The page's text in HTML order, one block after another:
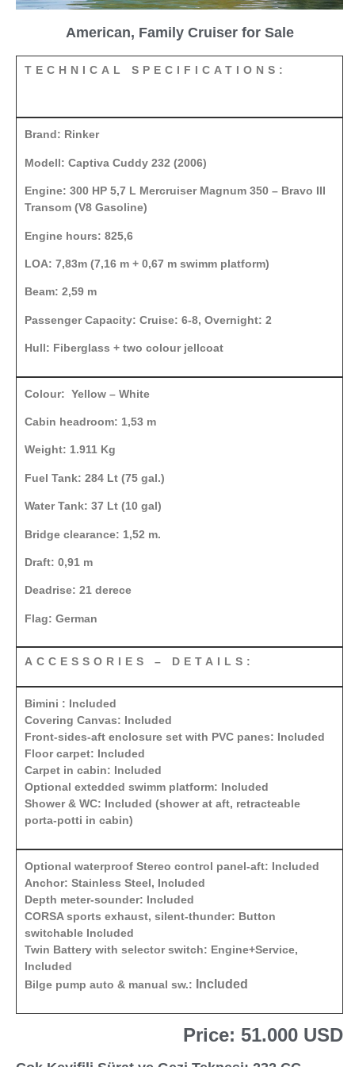
American, Family Cruiser for Sale
TECHNICAL SPECIFICATIONS:
Brand: Rinker
Modell: Captiva Cuddy 232 (2006)
Engine: 300 HP 5,7 L Mercruiser Magnum 350 – Bravo III
Transom (V8 Gasoline)
Engine hours: 825,6
LOA: 7,83m (7,16 m + 0,67 m swimm platform)
Beam: 2,59 m
Passenger Capacity: Cruise: 6-8, Overnight: 2
Hull: Fiberglass + two colour jellcoat
Colour: Yellow – White
Cabin headroom: 1,53 m
Weight: 1.911 Kg
Fuel Tank: 284 Lt (75 gal.)
Water Tank: 37 Lt (10 gal)
Bridge clearance: 1,52 m.
Draft: 0,91 m
Deadrise: 21 derece
Flag: German
ACCESSORIES – DETAILS:
Bimini : Included
Covering Canvas: Included
Front-sides-aft enclosure set with PVC panes: Included
Floor carpet: Included
Carpet in cabin: Included
Optional extedded swimm platform: Included
Shower & WC: Included (shower at aft, retracteable
porta-potti in cabin)
Optional waterproof Stereo control panel-aft: Included
Anchor: Stainless Steel, Included
Depth meter-sounder: Included
CORSA sports exhaust, silent-thunder: Button
switchable Included
Twin Battery with selector switch: Engine+Service,
Included
Bilge pump auto & manual sw.:
Included
Price: 51.000 USD